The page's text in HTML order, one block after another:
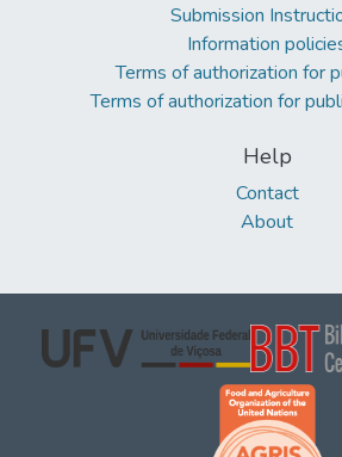
Submission
Information
Terms of authorization for
Terms of authorization for
Help
Contact
About